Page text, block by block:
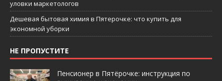
уловки маркетологов
Дешевая бытовая химия в Пятерочке: что купить для
экономной уборки
НЕ ПРОПУСТИТЕ
Пенсионер в Пятёрочке: инструкция по